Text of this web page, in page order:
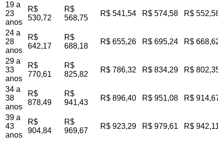
19 a
23
anos
R$
530,72
R$
568,75
R$ 541,54 R$ 574,58 R$
24 a
28
anos
R$
642,17
R$
688,18
R$ 655,26 R$ 695,24 R$
29 a
33
anos
R$
770,61
R$
825,82
R$ 786,32 R$ 834,29 R$
34 a
38
anos
R$
878,49
R$
941,43
R$ 896,40 R$ 951,08 R$
39 a
43
anos
R$
904,84
R$
969,67
R$ 923,29 R$ 979,61 R$